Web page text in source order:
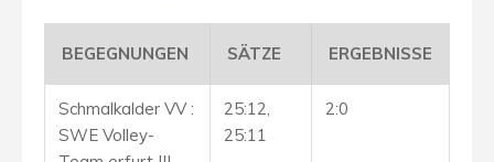
BEGEGNUNGEN SÄTZE ERGEBNISSE
Schmalkalder VV :
SWE Volley-
25:12,
25:11
2:0